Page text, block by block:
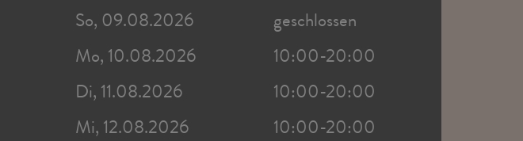
So, 09.08.2026
geschlossen
Mo, 10.08.2026
10:00-20:00
Di, 11.08.2026
10:00-20:00
Mi, 12.08.2026
10:00-20:00